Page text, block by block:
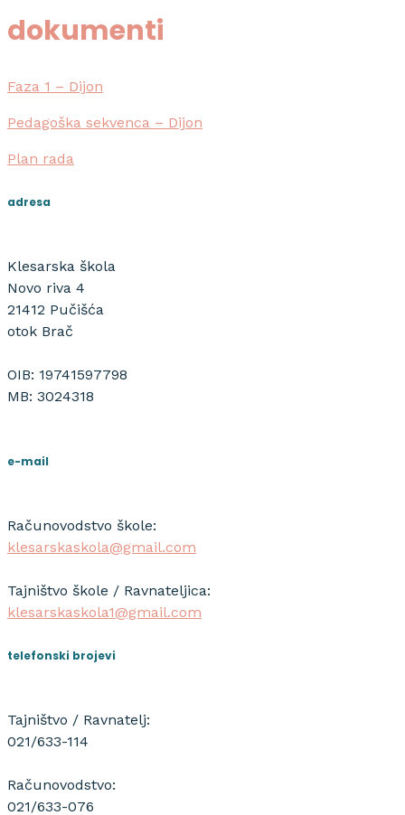
dokumenti
Faza 1 – Dijon
Pedagoška sekvenca – Dijon
Plan rada
adresa
Klesarska škola
Novo riva 4
21412 Pučišća
otok Brač
OIB: 19741597798
MB: 3024318
e-mail
Računovodstvo škole:
klesarskaskola@gmail.com
Tajništvo škole / Ravnateljica:
klesarskaskola1@gmail.com
telefonski brojevi
Tajništvo / Ravnatelj:
021/633-114
Računovodstvo:
021/633-076